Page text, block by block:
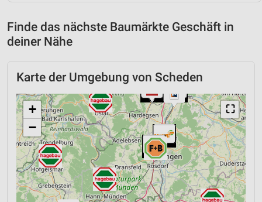
Finde das nächste Baumärkte Geschäft in
deiner Nähe
Karte der Umgebung von Scheden
⛶
+
−